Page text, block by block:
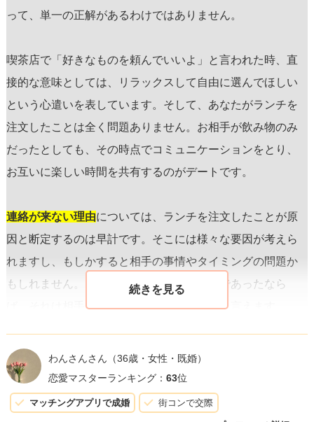
って、単一の正解があるわけではありません。
喫茶店で「好きなものを頼んでいいよ」と言われた時、直
接的な意味としては、リラックスして自由に選んでほしい
という心遣いを表しています。そして、あなたがランチを
注文したことは全く問題ありません。お相手が飲み物のみ
だったとしても、その時点でコミュニケーションをとり、
お互いに楽しい時間を共有するのがデートです。
連絡が来ない理由については、ランチを注文したことが原
因と断定するのは早計です。そこには様々な要因が考えら
れますし、もしかすると相手の事情やタイミングの問題か
もしれません。しかし、万が一それが原因であったなら
ば、それは相手の狭量さを示唆しているとも言えます。
重要なのは、自分がどう感じるかです。貴女はお昼もまだ
だったので、当然ランチを選ぶのが自然ですし、自分の欲
求に正直に行動したことは自己肯定感にもつながります。
相手とのコミュニケーションで、貴女が何を望んでいるの
わんさんさん （36歳・女性・既婚）
恋愛マスターランキング： 63位
マッチングアプリで成婚 街コンで交際